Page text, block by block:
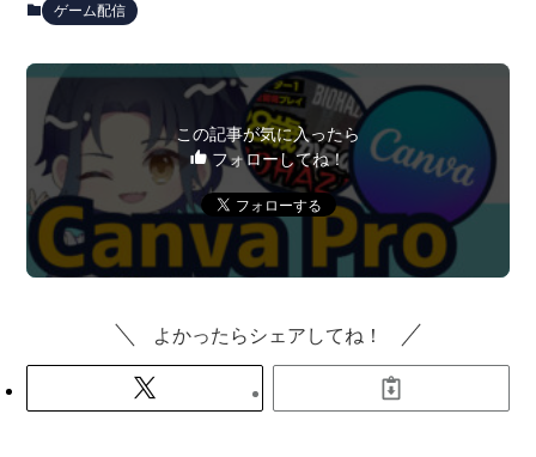
ゲーム配信
この記事が気に入ったら
フォローしてね！
よかったらシェアしてね！